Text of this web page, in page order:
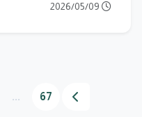
... 67